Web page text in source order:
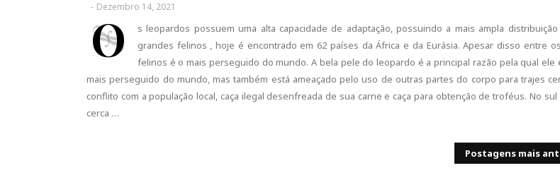
- Dezembro 14, 2021
O
s leopardos possuem uma alta capacidade de adaptação, possuindo a mais ampla
grandes felinos , hoje é encontrado em 62 países da África e da Eurásia. Apesar disso entre
felinos é o mais perseguido do mundo. A bela pele do leopardo é a principal razão pela qual ele
mais perseguido do mundo, mas também está ameaçado pelo uso de outras partes do corpo para trajes
conflito com a população local, caça ilegal desenfreada de sua carne e caça para obtenção de troféus. No sul
cerca …
Postagens mais